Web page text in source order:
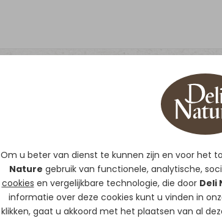
Om u beter van dienst te kunnen zijn en voor het
Nature gebruik van functionele, analytische,
cookies en vergelijkbare technologie, die door Deli
informatie over deze cookies kunt u vinden in
klikken, gaat u akkoord met het plaatsen van al
65 -
Met